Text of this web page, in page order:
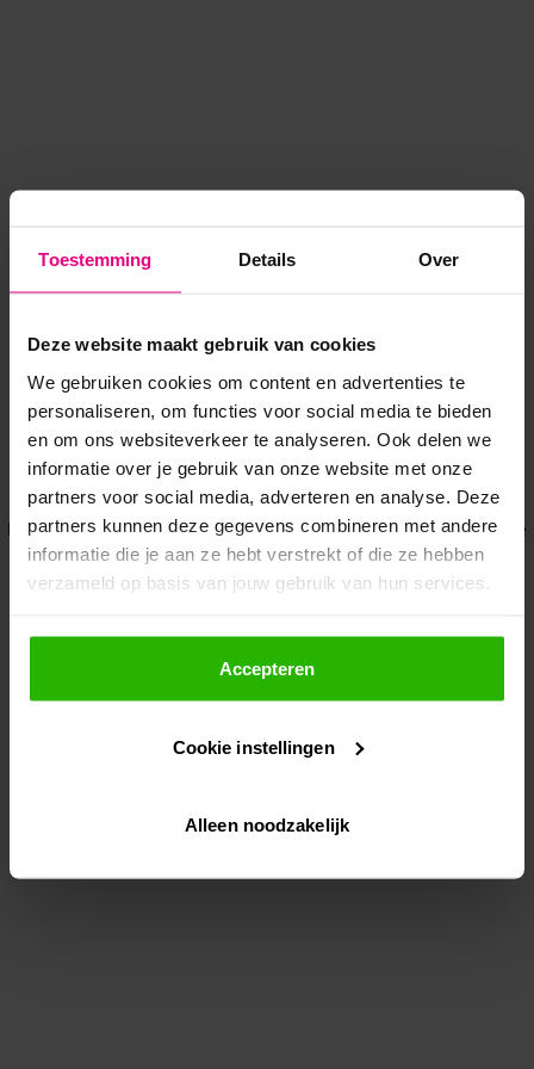
Toestemming Details Over
Deze website maakt gebruik van cookies
We gebruiken cookies om content en advertenties te
personaliseren, om functies voor social media te bieden
en om ons websiteverkeer te analyseren. Ook delen we
informatie over je gebruik van onze website met onze
partners voor social media, adverteren en analyse. Deze
partners kunnen deze gegevens combineren met andere
informatie die je aan ze hebt verstrekt of die ze hebben
verzameld op basis van jouw gebruik van hun services.
Als je op "Accepteer" klikt, dan geef je Voordeeluitjes.nl
toestemming om cookies voor social media en
gepersonaliseerde advertenties te plaatsen.
Lees hier meer over in onsprivacybeleid
Via "Cookie instellingen" kun je ook zelf instellen welke
Accepteren
Cookie instellingen
Alleen noodzakelijk
Application error: a client-side exception has occurred while
loadingwww.voordeeluitjes.nl (see the browser console for more
information).